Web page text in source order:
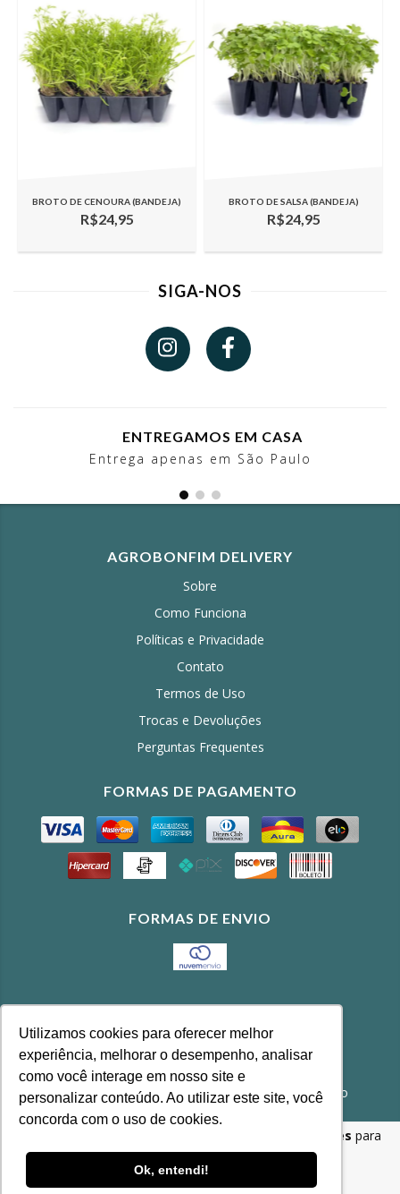
Utilizamos cookies para oferecer melhor
experiência, melhorar o desempenho, analisar
como você interage em nosso site e
personalizar conteúdo. Ao utilizar este site, você
concorda com o uso de cookies.
Ok, entendi!
você aceita o uso de cookies para
agilizar a sua experiência de compra.
ENTENDI
BROTO DE CENOURA (BANDEJA)
R$24,95
BROTO DE SALSA (BANDEJA)
R$24,95
SIGA-NOS
ENTREGAMOS EM CASA
Entrega apenas em São Paulo
AGROBONFIM DELIVERY
Sobre
Como Funciona
Políticas e Privacidade
Contato
Termos de Uso
Trocas e Devoluções
Perguntas Frequentes
FORMAS DE PAGAMENTO
FORMAS DE ENVIO
CONTATO
(11) 3643-4100
feira@agrobonfim.com.br
Rua Baumann, 289 - Vila Leopoldina, São Paulo
Copyright Agrobonfim - 62.891.254/0001-02 - 2026. Todos os
direitos reservados.